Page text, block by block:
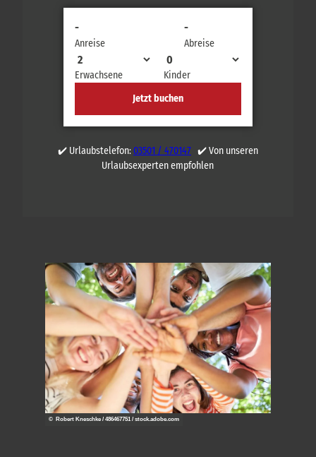
Anreise
-
Abreise
-
Erwachsene
Kinder
Jetzt buchen
✔️ Urlaubstelefon:03501 / 470147✔️ Von unseren
Urlaubsexperten empfohlen
© Robert Kneschke / 486467751 / stock.adobe.com